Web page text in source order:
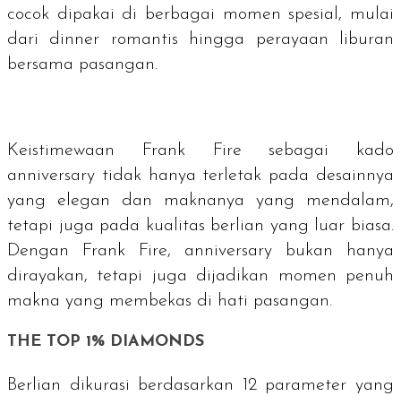
cocok dipakai di berbagai momen spesial, mulai
dari dinner
romantis hingga perayaan liburan
bersama pasangan.
Keistimewaan Frank Fire sebagai kado
anniversary tidak hanya terletak pada desainnya
yang elegan dan maknanya yang mendalam,
tetapi juga pada kualitas berlian yang luar biasa.
Dengan Frank Fire, anniversary bukan hanya
dirayakan, tetapi juga dijadikan momen penuh
makna yang membekas di hati pasangan.
THE TOP 1% DIAMONDS
Berlian dikurasi berdasarkan 12 parameter yang